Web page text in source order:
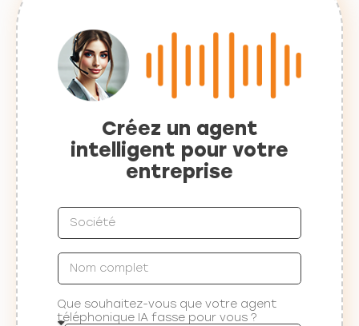
Créez un agent
intelligent pour votre
entreprise
Que souhaitez-vous que votre agent
téléphonique IA fasse pour vous ?